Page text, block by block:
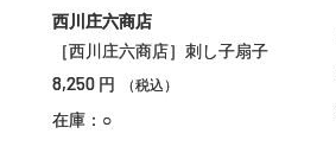
西川庄六商店
［西川庄六商店］刺し子扇子
8,250 円 （税込）
在庫：○